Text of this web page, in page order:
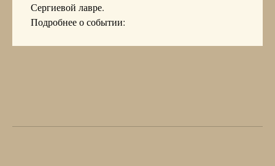
Сергиевой лавре.
Подробнее о событии: